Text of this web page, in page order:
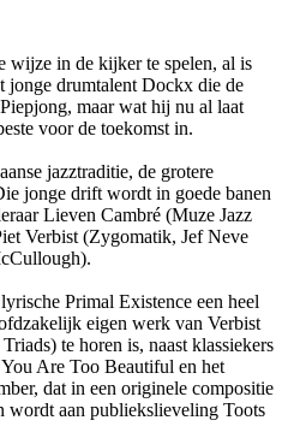
wijze in de kijker te spelen, al is
jonge drumtalent Dockx die de
maar wat hij nu al laat
voor de toekomst in.
jazztraditie, de grotere
jonge drift wordt in goede banen
Lieven Cambré (Muze Jazz
Verbist (Zygomatik, Jef Neve
Primal Existence een heel
eigen werk van Verbist
te horen is, naast klassiekers
Are Too Beautiful en het
dat in een originele compositie
wordt aan publiekslieveling Toots